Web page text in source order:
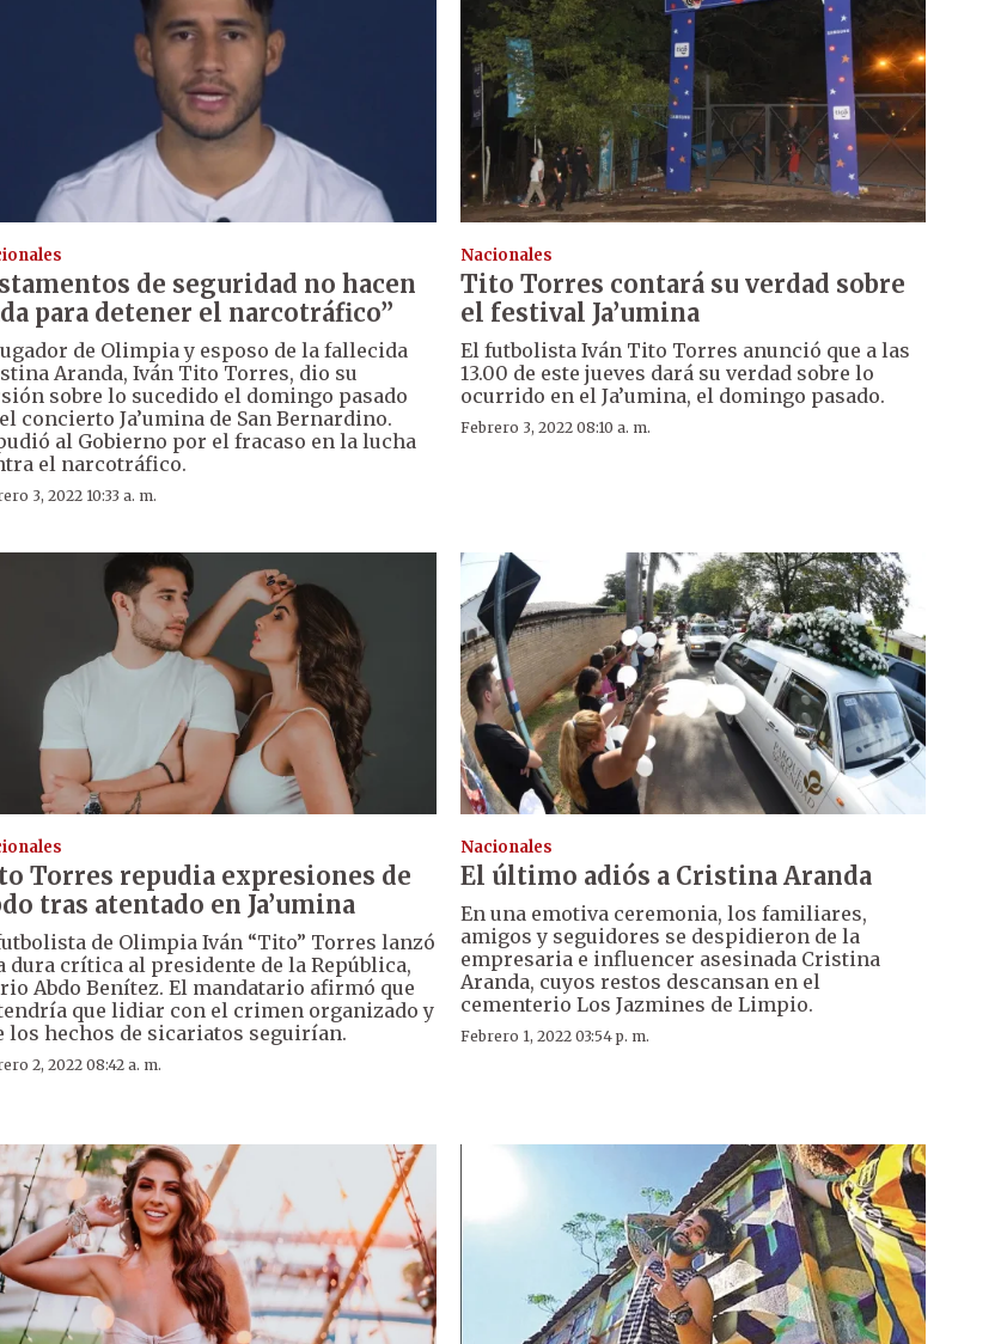
de seguridad no hacen
para detener el narcotráfico”
de Olimpia y esposo de la fallecida
Aranda, Iván Tito Torres, dio su
sobre lo sucedido el domingo pasado
concierto Ja’umina de San Bernardino.
al Gobierno por el fracaso en la lucha
el narcotráfico.
3, 2022 10:33 a. m.
Nacionales
Tito Torres contará su verdad sobre
el festival Ja’umina
El futbolista Iván Tito Torres anunció que a las
13.00 de este jueves dará su verdad sobre lo
ocurrido en el Ja’umina, el domingo pasado.
Febrero 3, 2022 08:10 a. m.
Torres repudia expresiones de
tras atentado en Ja’umina
de Olimpia Iván “Tito” Torres lanzó
dura crítica al presidente de la República,
Abdo Benítez. El mandatario afirmó que
que lidiar con el crimen organizado y
los hechos de sicariatos seguirían.
2, 2022 08:42 a. m.
Nacionales
El último adiós a Cristina Aranda
En una emotiva ceremonia, los familiares,
amigos y seguidores se despidieron de la
empresaria e influencer asesinada Cristina
Aranda, cuyos restos descansan en el
cementerio Los Jazmines de Limpio.
Febrero 1, 2022 03:54 p. m.